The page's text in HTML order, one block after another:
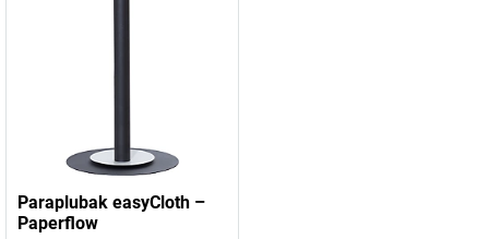
Paraplubak easyCloth –
Paperflow